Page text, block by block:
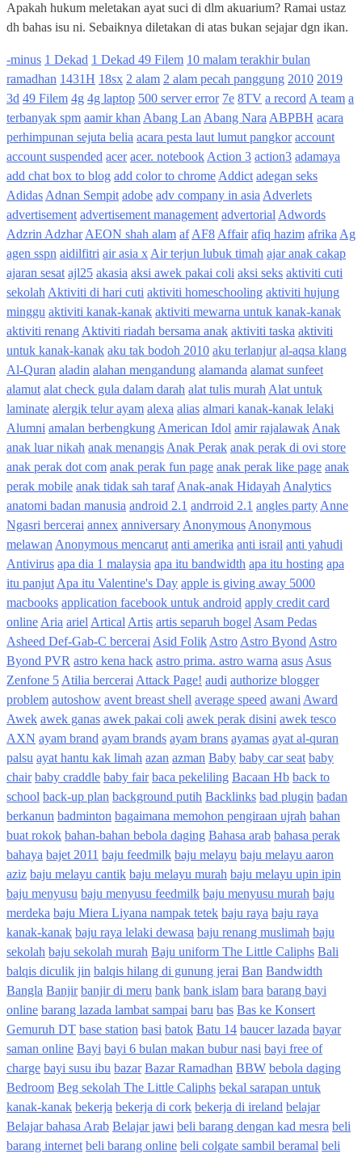
Apakah hukum meletakan ayat suci di dlm akuarium? Ramai ustaz
dh bahas isu ni. Sebaiknya diletakan di atas bukan sejajar dgn ikan.
-minus 1 Dekad 1 Dekad 49 Filem 10 malam terakhir bulan
ramadhan 1431H 18sx 2 alam 2 alam pecah panggung 2010 2019
3d 49 Filem 4g 4g laptop 500 server error 7e 8TV a record A team a
terbanyak spm aamir khan Abang Lan Abang Nara ABPBH acara
perhimpunan sejuta belia acara pesta laut lumut pangkor account
account suspended acer acer. notebook Action 3 action3 adamaya
add chat box to blog add color to chrome Addict adegan seks
Adidas Adnan Sempit adobe adv company in asia Adverlets
advertisement advertisement management advertorial Adwords
Adzrin Adzhar AEON shah alam af AF8 Affair afiq hazim afrika Ag
agen sspn aidilfitri air asia x Air terjun lubuk timah ajar anak cakap
ajaran sesat ajl25 akasia aksi awek pakai coli aksi seks aktiviti cuti
sekolah Aktiviti di hari cuti aktiviti homeschooling aktiviti hujung
minggu aktiviti kanak-kanak aktiviti mewarna untuk kanak-kanak
aktiviti renang Aktiviti riadah bersama anak aktiviti taska aktiviti
untuk kanak-kanak aku tak bodoh 2010 aku terlanjur al-aqsa klang
Al-Quran aladin alahan mengandung alamanda alamat sunfeet
alamut alat check gula dalam darah alat tulis murah Alat untuk
laminate alergik telur ayam alexa alias almari kanak-kanak lelaki
Alumni amalan berbengkung American Idol amir rajalawak Anak
anak luar nikah anak menangis Anak Perak anak perak di ovi store
anak perak dot com anak perak fun page anak perak like page anak
perak mobile anak tidak sah taraf Anak-anak Hidayah Analytics
anatomi badan manusia android 2.1 andrroid 2.1 angles party Anne
Ngasri bercerai annex anniversary Anonymous Anonymous
melawan Anonymous mencarut anti amerika anti israil anti yahudi
Antivirus apa dia 1 malaysia apa itu bandwidth apa itu hosting apa
itu panjut Apa itu Valentine's Day apple is giving away 5000
macbooks application facebook untuk android apply credit card
online Aria ariel Artical Artis artis separuh bogel Asam Pedas
Asheed Def-Gab-C bercerai Asid Folik Astro Astro Byond Astro
Byond PVR astro kena hack astro prima. astro warna asus Asus
Zenfone 5 Atilia bercerai Attack Page! audi authorize blogger
problem autoshow avent breast shell average speed awani Award
Awek awek ganas awek pakai coli awek perak disini awek tesco
AXN ayam brand ayam brands ayam brans ayamas ayat al-quran
palsu ayat hantu kak limah azan azman Baby baby car seat baby
chair baby craddle baby fair baca pekeliling Bacaan Hb back to
school back-up plan background putih Backlinks bad plugin badan
berkanun badminton bagaimana memohon pengiraan ujrah bahan
buat rokok bahan-bahan bebola daging Bahasa arab bahasa perak
bahaya bajet 2011 baju feedmilk baju melayu baju melayu aaron
aziz baju melayu cantik baju melayu murah baju melayu upin ipin
baju menyusu baju menyusu feedmilk baju menyusu murah baju
merdeka baju Miera Liyana nampak tetek baju raya baju raya
kanak-kanak baju raya lelaki dewasa baju renang muslimah baju
sekolah baju sekolah murah Baju uniform The Little Caliphs Bali
balqis diculik jin balqis hilang di gunung jerai Ban Bandwidth
Bangla Banjir banjir di meru bank bank islam bara barang bayi
online barang lazada lambat sampai baru bas Bas ke Konsert
Gemuruh DT base station basi batok Batu 14 baucer lazada bayar
saman online Bayi bayi 6 bulan makan bubur nasi bayi free of
charge bayi susu ibu bazar Bazar Ramadhan BBW bebola daging
Bedroom Beg sekolah The Little Caliphs bekal sarapan untuk
kanak-kanak bekerja bekerja di cork bekerja di ireland belajar
Belajar bahasa Arab Belajar jawi beli barang dengan kad mesra beli
barang internet beli barang online beli colgate sambil beramal beli